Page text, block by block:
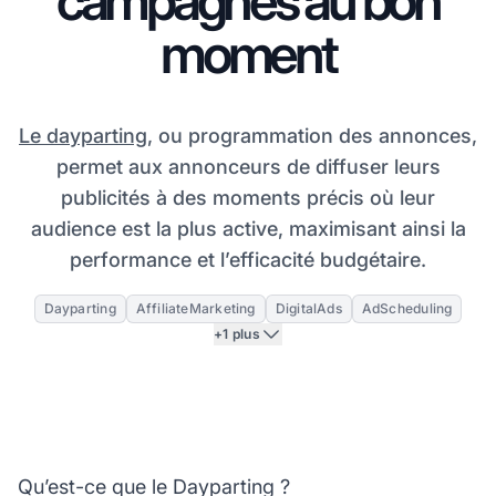
moment
Le dayparting, ou programmation des annonces,
permet aux annonceurs de diffuser leurs
publicités à des moments précis où leur
audience est la plus active, maximisant ainsi la
performance et l’efficacité budgétaire.
Dayparting AffiliateMarketing DigitalAds
AdScheduling
+1 plus
Qu’est-ce que le Dayparting ?